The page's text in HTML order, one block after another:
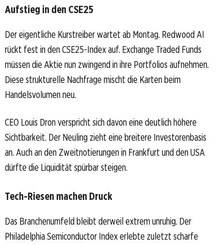
Aufstieg in den CSE25
Der eigentliche Kurstreiber wartet ab Montag. Redwood AI
rückt fest in den CSE25-Index auf. Exchange Traded Funds
müssen die Aktie nun zwingend in ihre Portfolios aufnehmen.
Diese strukturelle Nachfrage mischt die Karten beim
Handelsvolumen neu.
CEO Louis Dron verspricht sich davon eine deutlich höhere
Sichtbarkeit. Der Neuling zieht eine breitere Investorenbasis
an. Auch an den Zweitnotierungen in Frankfurt und den USA
dürfte die Liquidität spürbar steigen.
Tech-Riesen machen Druck
Das Branchenumfeld bleibt derweil extrem unruhig. Der
Philadelphia Semiconductor Index erlebte zuletzt scharfe